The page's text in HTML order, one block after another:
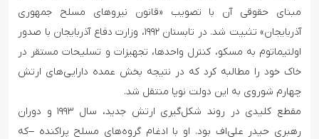
مبنای حقوقی آن با تصویب «قانون نیروهای مسلح جمهوری
آذربایجان» تثبیت شد. در تابستان ۱۹۹۲، وزارت دفاع آذربایجان با صدور
اولتیماتوم به مسکو، کنترل واحدها، تجهیزات و تسلیحات مستقر در
خاک خود را مطالبه کرد که در نتیجه بخش عمده دارایی‌های ارتش
چهارم شوروی به این دولت نوپا منتقل شد.
مقطع کلیدی در روند شکل‌گیری ارتش جدید، سال ۱۹۹۳ و دوران
رهبری حیدر علی‌اف بود. او با ادغام گروه‌های مسلح پراکنده –که